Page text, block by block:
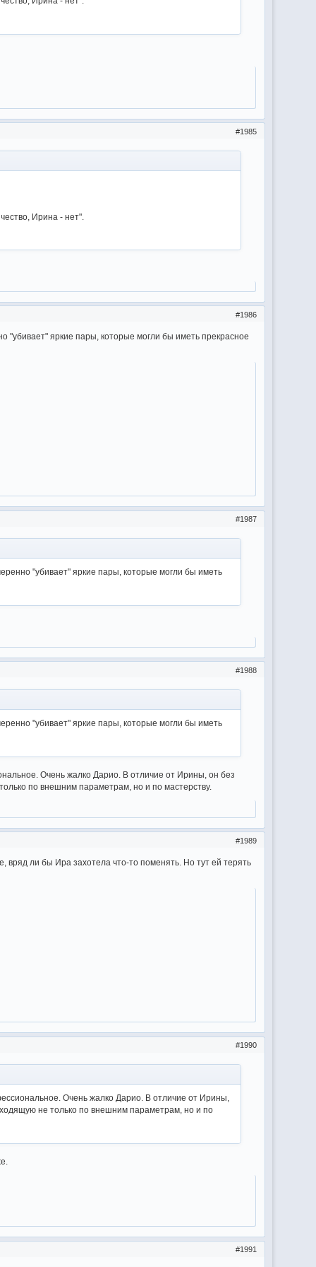
1985
Ирина - нет".
1986
"убивает" яркие пары, которые могли бы иметь прекрасное
1987
"убивает" яркие пары, которые могли бы иметь
1988
"убивает" яркие пары, которые могли бы иметь
Очень жалко Дарио. В отличие от Ирины, он без
по внешним параметрам, но и по мастерству.
1989
ли бы Ира захотела что-то поменять. Но тут ей терять
1990
Очень жалко Дарио. В отличие от Ирины,
не только по внешним параметрам, но и по
1991